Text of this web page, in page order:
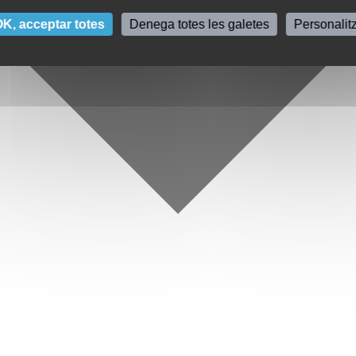
acceptar totes Denega totes les galetes